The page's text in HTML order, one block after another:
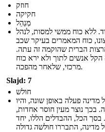
חוזק
חקיקה
מְנַהֵל
ללא כוח ממשי למסות, לנהל
כוח המאמרים בעיקר שכב
הברית שהוקמה זה עתה.
אנשים לתוך ולא ירא כוח
מרכזי, שלאחר מהפכה.
Slajd: 7
חולש
פעלה באופן שונה, והיו
בכך נוצר מעין חוסר אחדות,
בסך הכל, ההבדלים הללו, יחד